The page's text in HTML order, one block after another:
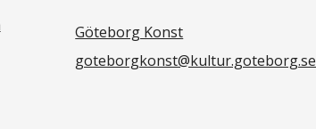
Göteborg Konst
goteborgkonst@kultur.goteborg.se